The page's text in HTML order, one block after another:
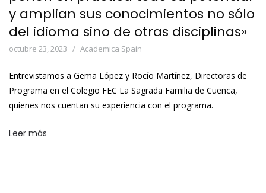
y amplian sus conocimientos no sólo
del idioma sino de otras disciplinas»
octubre 23, 2023 Academica Spain
Entrevistamos a Gema López y Rocío Martínez, Directoras de
Programa en el Colegio FEC La Sagrada Familia de Cuenca,
quienes nos cuentan su experiencia con el programa.
Leer más